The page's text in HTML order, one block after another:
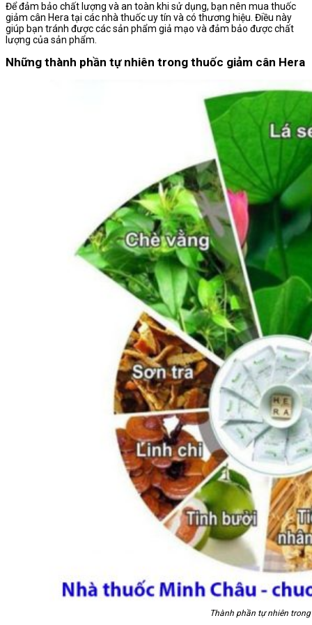
Để đảm bảo chất lượng và an toàn khi sử dụng, bạn nên mua thuốc
giảm cân Hera tại các nhà thuốc uy tín và có thương hiệu. Điều này
giúp bạn tránh được các sản phẩm giả mạo và đảm bảo được chất
lượng của sản phẩm.
Những thành phần tự nhiên trong thuốc giảm cân Hera
Thành phần tự nhiên